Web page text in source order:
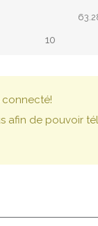
10
connecté!
afin de pouvoir